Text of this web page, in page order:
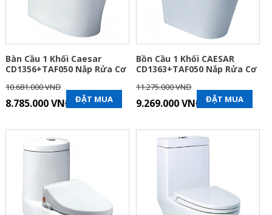
Bàn Cầu 1 Khối Caesar
CD1356+TAF050 Nắp Rửa Cơ
10.681.000 VNĐ
8.785.000 VNĐ ĐẶT MUA
Bồn Cầu 1 Khối CAESAR
CD1363+TAF050 Nắp Rửa Cơ
11.275.000 VNĐ
9.269.000 VNĐ ĐẶT MUA